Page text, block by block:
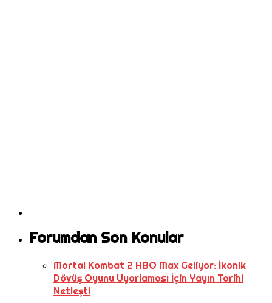
Forumdan Son Konular
Mortal Kombat 2 HBO Max Geliyor: İkonik
Dövüş Oyunu Uyarlaması İçin Yayın Tarihi
Netleşti